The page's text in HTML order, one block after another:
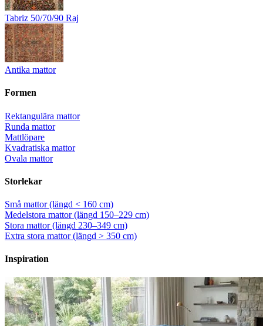
Tabriz 50/70/90 Raj
Antika mattor
Formen
Rektangulära mattor
Runda mattor
Mattlöpare
Kvadratiska mattor
Ovala mattor
Storlekar
Små mattor (längd < 160 cm)
Medelstora mattor (längd 150–229 cm)
Stora mattor (längd 230–349 cm)
Extra stora mattor (längd > 350 cm)
Inspiration